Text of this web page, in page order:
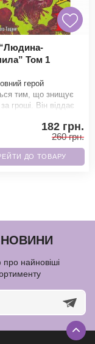
Том 1
герой
тим, що знищує
гроші. Він віддає
182 грн.
260 грн.
ДО ТОВАРУ
найновіші